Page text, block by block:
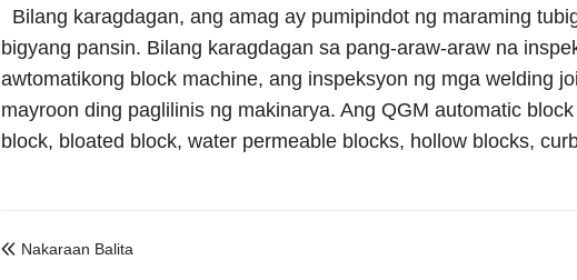
Bilang karagdagan, ang amag ay pumipindot ng maraming
bigyang pansin. Bilang karagdagan sa pang-araw-araw na
awtomatikong block machine, ang inspeksyon ng mga welding
mayroon ding paglilinis ng makinarya. Ang QGM automatic
block, bloated block, water permeable blocks, hollow blocks,
 Nakaraan Balita